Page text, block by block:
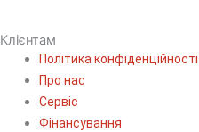
Клієнтам
Політика конфіденційності
Про нас
Сервіс
Фінансування